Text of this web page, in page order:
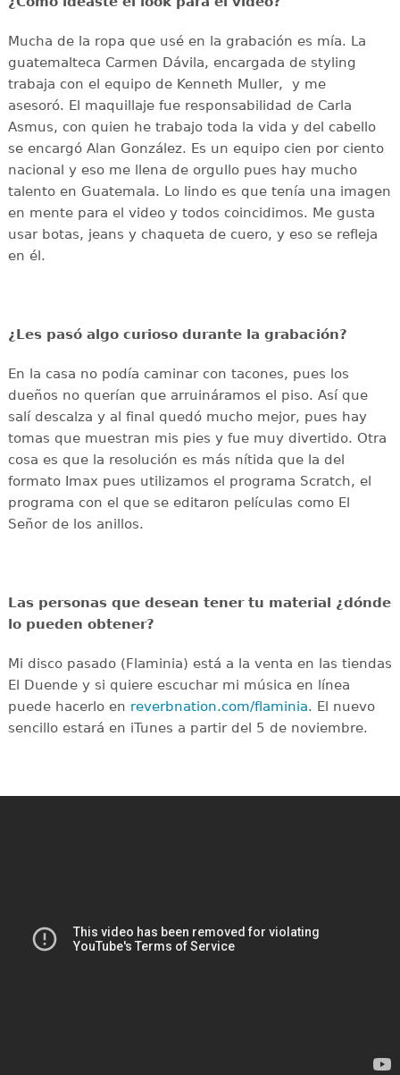
Mucha de la ropa que usé en la grabación es mía. La
guatemalteca Carmen Dávila, encargada de styling
trabaja con el equipo de Kenneth Muller, y me
asesoró. El maquillaje fue responsabilidad de Carla
Asmus, con quien he trabajo toda la vida y del cabello
se encargó Alan González. Es un equipo cien por ciento
nacional y eso me llena de orgullo pues hay mucho
talento en Guatemala. Lo lindo es que tenía una imagen
en mente para el video y todos coincidimos. Me gusta
usar botas, jeans y chaqueta de cuero, y eso se refleja
en él.
¿Les pasó algo curioso durante la grabación?
En la casa no podía caminar con tacones, pues los
dueños no querían que arruináramos el piso. Así que
salí descalza y al final quedó mucho mejor, pues hay
tomas que muestran mis pies y fue muy divertido. Otra
cosa es que la resolución es más nítida que la del
formato Imax pues utilizamos el programa Scratch, el
programa con el que se editaron películas como El
Señor de los anillos.
Las personas que desean tener tu material ¿dónde
lo pueden obtener?
Mi disco pasado (Flaminia) está a la venta en las tiendas
El Duende y si quiere escuchar mi música en línea
puede hacerlo en reverbnation.com/flaminia. El nuevo
sencillo estará en iTunes a partir del 5 de noviembre.